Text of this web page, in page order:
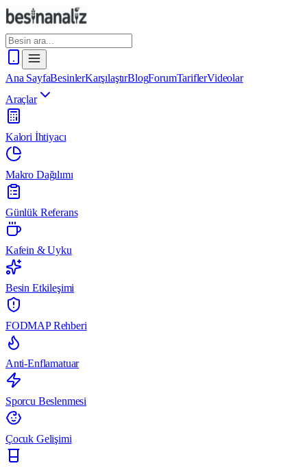
Ana SayfaBesinlerKarşılaştırBlogForumTariflerVideolar
Araçlar
Kalori İhtiyacı
Makro Dağılımı
Günlük Referans
Kafein & Uyku
Besin Etkileşimi
FODMAP Rehberi
Anti-Enflamatuar
Sporcu Beslenmesi
Çocuk Gelişimi